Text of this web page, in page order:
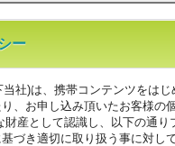
ー
社)は、携帯コンテンツをはじ
、お申し込み頂いたお客様の
財産として認識し、以下の通り
づき適切に取り扱う事に対し